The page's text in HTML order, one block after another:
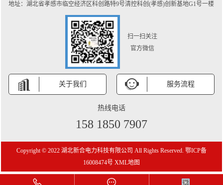
地址：湖北省孝感市临空经济区科创路特9号清控科创(孝感)创新基地G1号一楼
扫一扫关注
官方微信
关于我们 服务流程
热线电话
158 1850 7907
Copyright © 2022 湖北新合电力科技有限公司 All Rights Reserved. 鄂ICP备
16008474号 XML地图